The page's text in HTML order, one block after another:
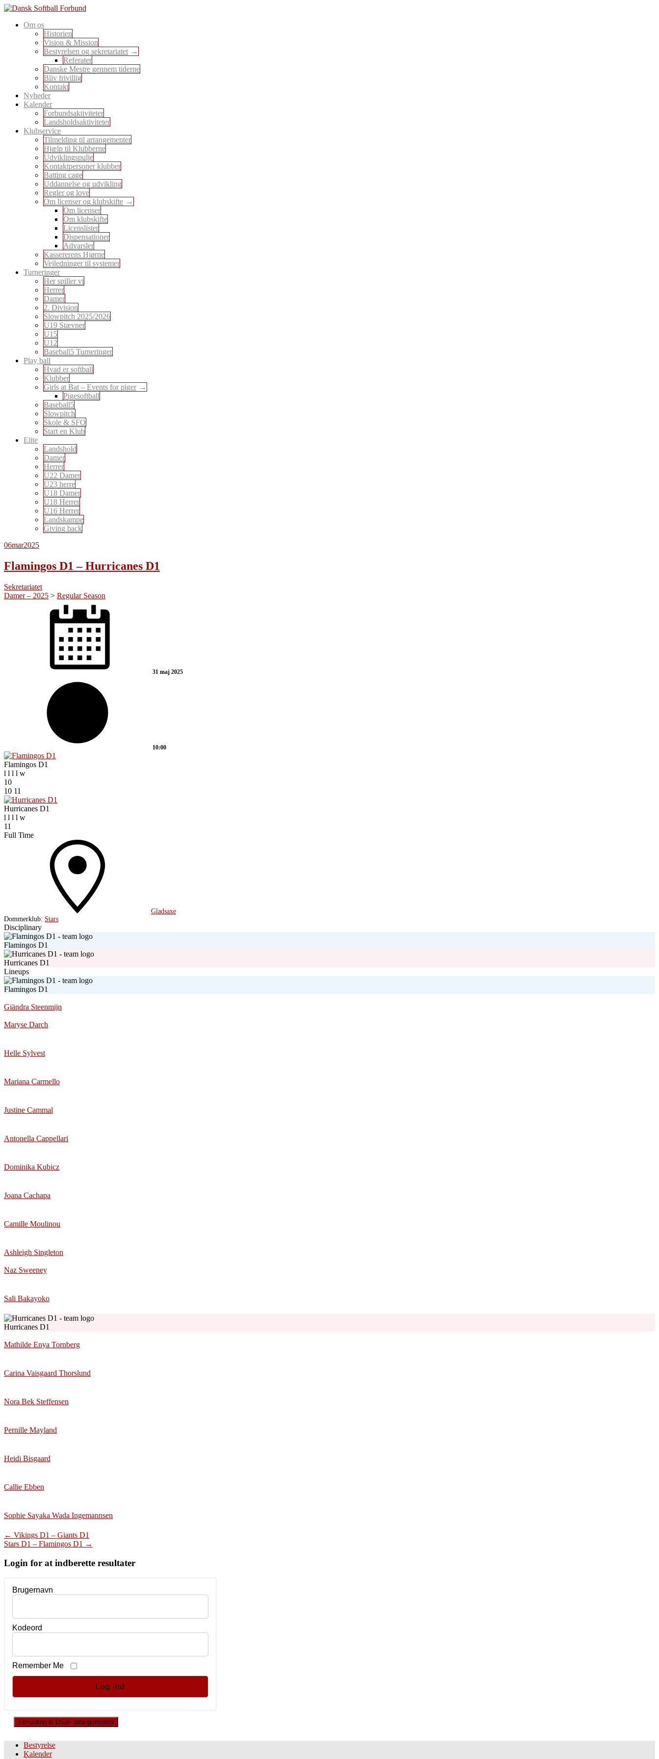
Skip
content
Dansk Softball Forbund
En sport for alle
Om os
Historien
Vision & Mission
Bestyrelsen og sekretariatet
Referater
Danske Mestre gennem tiderne
Bliv frivillig
Kontakt
Nyheder
Kalender
Forbundsaktiviteter
Landsholdsaktiviteter
Klubservice
Tilmelding til arrangementer
Hjælp til Klubberne
Udviklingspulje
Kontaktpersoner klubber
Batting cage
Uddannelse og udvikling
Regler og love
Om licenser og klubskifte
Om licenser
Om klubskifte
Licenslister
Dispensationer
Advarsler
Kassererens Hjørne
Vejledninger til systemer
Turneringer
Her spiller vi
Herrer
Damer
2. Division
Slowpitch 2025/2026
U19 Stævner
U15
U12
Baseball5 Turneringer
Play ball
Hvad er softball
Klubber
Girls at Bat – Events for piger
Pigesoftball
Baseball5
Slowpitch
Skole & SFO
Start en Klub
Elite
Landshold
Damer
Herrer
U22 Damer
U23 herre
U18 Damer
U18 Herrer
U16 Herrer
Landskampe
Giving back
06mar2025
Flamingos D1 – Hurricanes D1
Sekretariatet
Damer – 2025 > Regular Season
31 maj 2025
10:00
Flamingos D1
l l l l w
10
10 11
Hurricanes D1
l l l l w
11
Full Time
Gladsaxe
Dommerklub: Stars
Disciplinary
Flamingos D1
Hurricanes D1
Lineups
Flamingos D1
Giändra Steenmijn
Maryse Darch
Helle Sylvest
Mariana Carmello
Justine Cammal
Antonella Cappellari
Dominika Kubicz
Joana Cachapa
Camille Moulinou
Ashleigh Singleton
Naz Sweeney
Sali Bakayoko
Hurricanes D1
Mathilde Enya Tornberg
Carina Vaisgaard Thorslund
Nora Bek Steffensen
Pernille Mayland
Heidi Bisgaard
Callie Ebben
Sophie Sayaka Wada Ingemannsen
Post
navigation
← Vikings D1 – Giants D1
Stars D1 – Flamingos D1 →
Login for at indberette resultater
Brugernavn
Kodeord
Remember Me
Tilmelding til DSoF arrangementer
Bestyrelse
Kalender